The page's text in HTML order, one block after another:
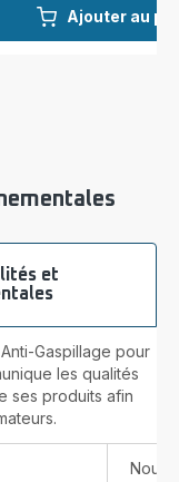
Ajouter au
et
Gaspillage pour
les qualités
ses produits afin
Nous